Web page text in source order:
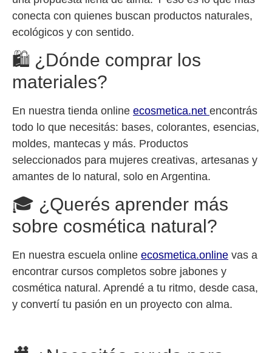
conecta con quienes buscan productos naturales,
ecológicos y con sentido.
🛍️ ¿Dónde comprar los
materiales?
En nuestra tienda online ecosmetica.net encontrás
todo lo que necesitás: bases, colorantes, esencias,
moldes, mantecas y más. Productos
seleccionados para mujeres creativas, artesanas y
amantes de lo natural, solo en Argentina.
🎓 ¿Querés aprender más
sobre cosmética natural?
En nuestra escuela online ecosmetica.online vas a
encontrar cursos completos sobre jabones y
cosmética natural. Aprendé a tu ritmo, desde casa,
y convertí tu pasión en un proyecto con alma.